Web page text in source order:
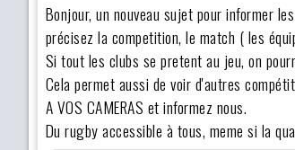
Bonjour, un nouveau sujet pour informer
précisez la competition, le match ( les
Si tout les clubs se pretent au jeu, on
Cela permet aussi de voir d'autres
A VOS CAMERAS et informez nous.
Du rugby accessible à tous, meme si la